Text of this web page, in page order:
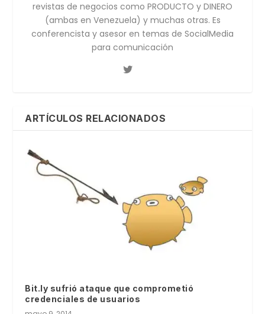
revistas de negocios como PRODUCTO y DINERO
(ambas en Venezuela) y muchas otras. Es
conferencista y asesor en temas de SocialMedia
para comunicación
ARTÍCULOS RELACIONADOS
Bit.ly sufrió ataque que comprometió
credenciales de usuarios